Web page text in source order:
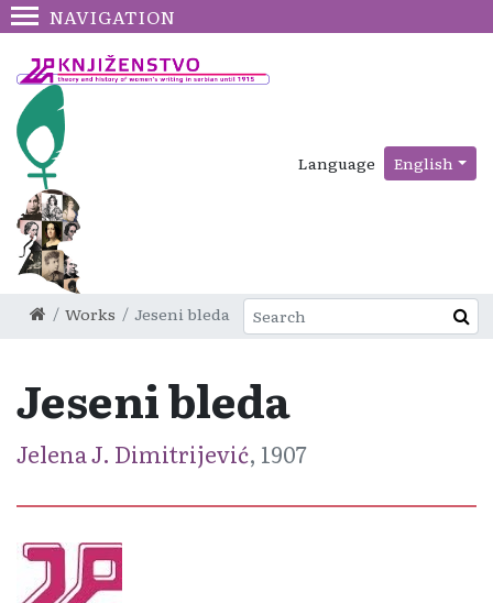
NAVIGATION
Language English
Works Jeseni bleda
Jeseni bleda
Jelena J. Dimitrijević, 1907